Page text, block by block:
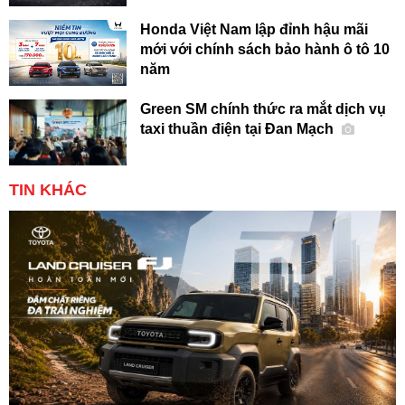
Honda Việt Nam lập đỉnh hậu mãi
mới với chính sách bảo hành ô tô 10
năm
Green SM chính thức ra mắt dịch vụ
taxi thuần điện tại Đan Mạch
TIN KHÁC